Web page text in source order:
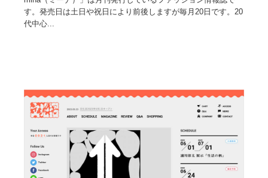
す。発売日は土日や祝日により前後しますが毎月20日です。20
代中心...